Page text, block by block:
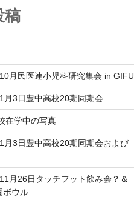
稿
月民医連小児科研究集会 in GIFU
月3日豊中高校20期同期会
在学中の写真
月3日豊中高校20期同期会および
月26日タッチフット飲み会？＆
ボウル